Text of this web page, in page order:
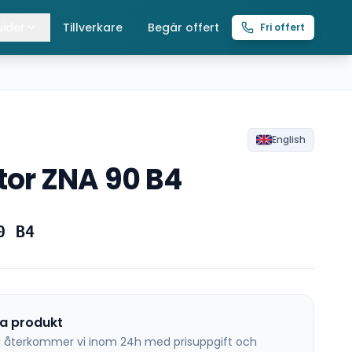
Tillverkare Begär offert Fri offert
English
ZNA 90 B4
B4
produkt
återkommer vi inom 24h med prisuppgift och